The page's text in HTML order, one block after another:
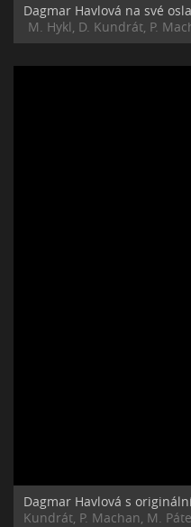
Dagmar Havlová na své
M. Hykl, D. Kundrát, P.
Dagmar Havlová s
Kundrát, P. Machan, M.